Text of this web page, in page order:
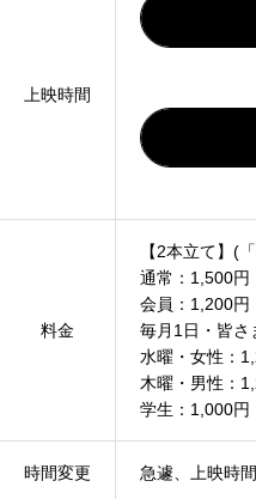
上映時間
料金
【2本立て】(
通常：1,500円
会員：1,200円
毎月1日・皆さ
水曜・女性：
木曜・男性：
学生：1,000円
時間変更 急遽、上映時